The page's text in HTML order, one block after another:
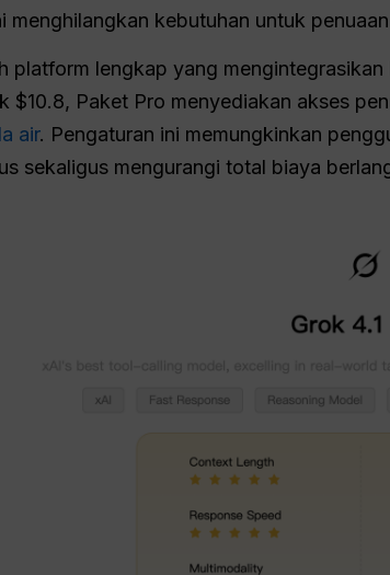
menghilangkan kebutuhan untuk
platform lengkap yang
$10.8, Paket Pro menyediakan akses
air. Pengaturan ini memungkinkan
sekaligus mengurangi total biaya